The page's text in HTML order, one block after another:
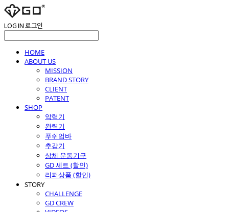
LOG IN로그인
HOME
ABOUT US
MISSION
BRAND STORY
CLIENT
PATENT
SHOP
악력기
완력기
푸쉬업바
추감기
상체 운동기구
GD 세트 (할인)
리퍼상품 (할인)
STORY
CHALLENGE
GD CREW